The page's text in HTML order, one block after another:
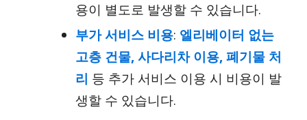
용이 별도로 발생할 수 있습니다.
부가 서비스 비용: 엘리베이터 없는
고층 건물, 사다리차 이용, 폐기물 처
리 등 추가 서비스 이용 시 비용이 발
생할 수 있습니다.